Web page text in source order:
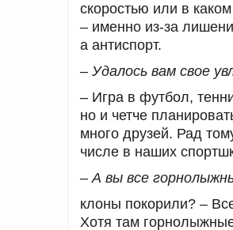
скоростью или в
– именно из-за
а антиспорт.
– Удалось вам свое
– Игра в футбол,
но и четче
много друзей. Рад
числе в наших
– А вы все
клоны покорили? –
Хотя там